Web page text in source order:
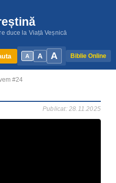
duce la Viață Veșnică
A A A Biblie Online
#24
Publicat: 28.11.2025